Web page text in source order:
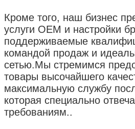
Кроме того, наш бизнес
услуги OEM и настройки
поддерживаемые
командой продаж и
сетью.Мы стремимся
товары высочайшего
максимальную службу
которая специально
требованиям..